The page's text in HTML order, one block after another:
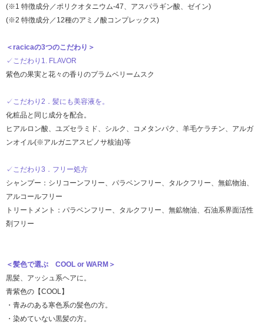
(※1 特徴成分／ポリクオタニウム-47、アスパラギン酸、ゼイン)
(※2 特徴成分／12種のアミノ酸コンプレックス)
＜racicaの3つのこだわり＞
✓こだわり1. FLAVOR
紫色の果実と花々の香りのプラムベリームスク
✓こだわり2．髪にも美容液を。
化粧品と同じ成分を配合。
ヒアルロン酸、ユズセラミド、シルク、コメタンパク、羊毛ケラチン、アルガ
ンオイル(※アルガニアスピノサ核油)等
✓こだわり3．フリー処方
シャンプー：シリコーンフリー、パラベンフリー、タルクフリー、無鉱物油、
アルコールフリー
トリートメント：パラベンフリー、タルクフリー、無鉱物油、石油系界面活性
剤フリー
＜髪色で選ぶ COOL or WARM＞
黒髪、アッシュ系ヘアに。
青紫色の 【COOL】
・青みのある寒色系の髪色の方。
・染めていない黒髪の方。